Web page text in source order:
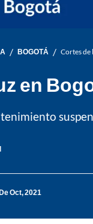
/ BOGOTÁ / Cortes de
en
Oct, 2021